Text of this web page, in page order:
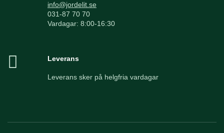
info@jordelit.se
031-87 70 70
Vardagar: 8:00-16:30
Leverans
Leverans sker på helgfria vardagar